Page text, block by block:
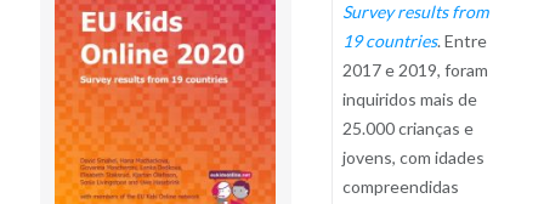
Survey results from
19 countries. Entre
2017 e 2019, foram
inquiridos mais de
25.000 crianças e
jovens, com idades
compreendidas